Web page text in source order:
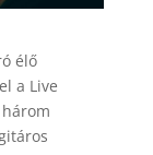
élő
a Live